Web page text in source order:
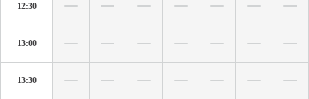
12:30
13:00
13:30